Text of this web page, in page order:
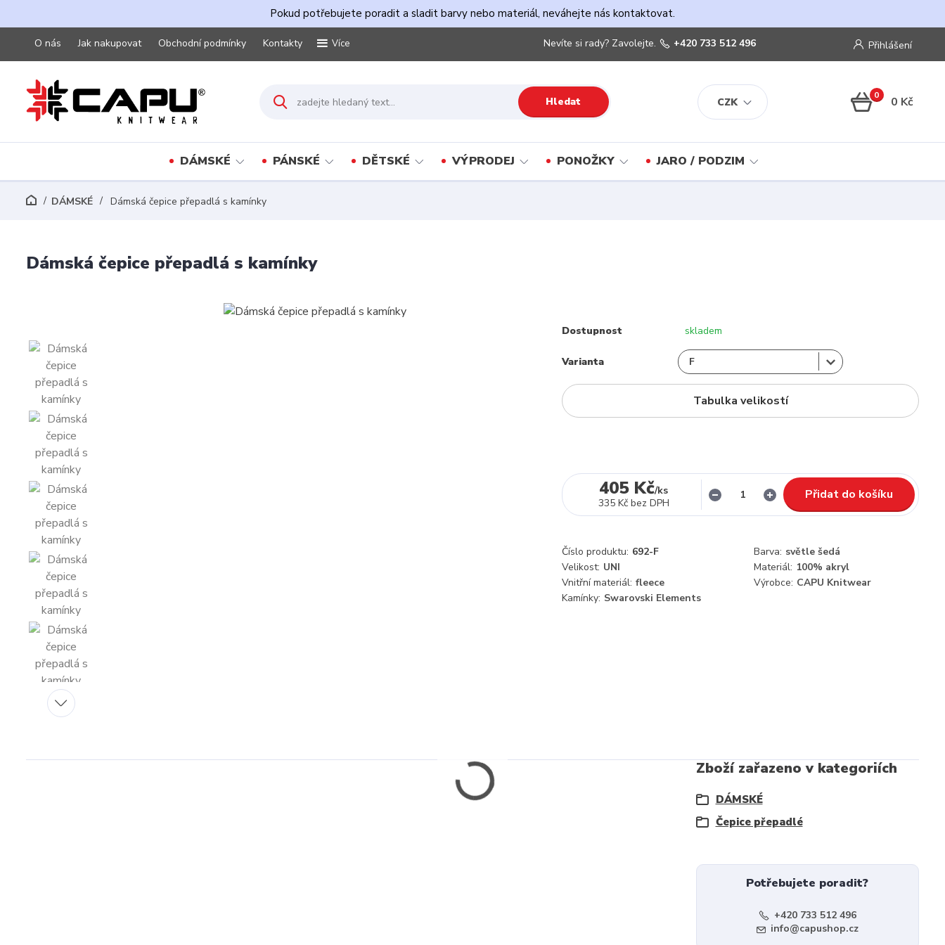
Pokud potřebujete poradit a sladit barvy nebo materiál, neváhejte nás kontaktovat.
O nás Jak nakupovat Obchodní podmínky Kontakty Více
CZK
Přihlášení
Hledat
Nevíte si rady? Zavolejte. +420 733 512 496
0 0 Kč
DÁMSKÉ PÁNSKÉ DĚTSKÉ VÝPRODEJ PONOŽKY JARO / PODZIM
DÁMSKÉ Dámská čepice přepadlá s kamínky
Dámská čepice přepadlá s kamínky
Dostupnost skladem
Varianta
Tabulka velikostí
405 Kč/ks
335 Kč bez DPH
Přidat do košíku
Číslo produktu: 692-F Barva: světle šedá
Velikost: UNI Materiál: 100% akryl
Vnitřní materiál: fleece Výrobce: CAPU Knitwear
Kamínky: Swarovski Elements
Zboží zařazeno v kategoriích
DÁMSKÉ
Čepice přepadlé
Potřebujete poradit?
+420 733 512 496
info@capushop.cz